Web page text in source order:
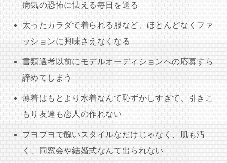
病気の恐怖に怯える毎日を送る
太ったカラダで着られる服など、ほとんどなくファ
ッションに興味さえなくなる
書類選考以前にモデルオーディションへの応募すら
諦めてしまう
薄着はもとより水着なんて恥ずかしすぎて、引きこ
もり友達も恋人の作れない
ブヨブヨで醜いスタイルなだけじゃなく、肌も汚
く、同窓会や結婚式なんて出られない